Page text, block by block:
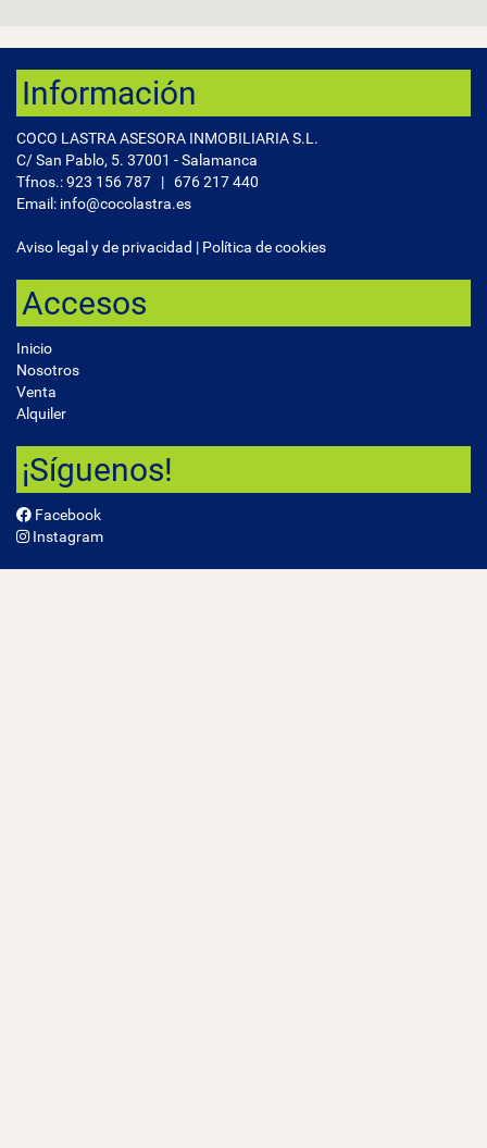
Información
COCO LASTRA ASESORA INMOBILIARIA S.L.
C/ San Pablo, 5. 37001 - Salamanca
Tfnos.:923 156 787 | 676 217 440
Email: info@cocolastra.es
Aviso legal y de privacidad | Política de cookies
Accesos
Inicio
Nosotros
Venta
Alquiler
¡Síguenos!
Facebook
Instagram